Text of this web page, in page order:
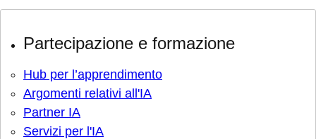
Partecipazione e formazione
Hub per l’apprendimento
Argomenti relativi all'IA
Partner IA
Servizi per l'IA